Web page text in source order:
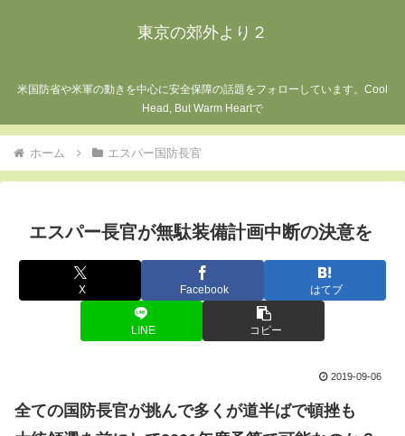
東京の郊外より２
米国防省や米軍の動きを中心に安全保障の話題をフォローしています。Cool
Head, But Warm Heartで
ホーム エスパー国防長官
エスパー長官が無駄装備計画中断の決意を
X Facebook はてブ
LINE コピー
2019-09-06
全ての国防長官が挑んで多くが道半ばで頓挫も